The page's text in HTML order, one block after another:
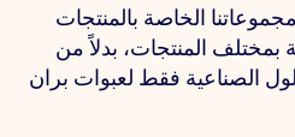
الخاصة بالمنتجات
بمختلف المنتجات، بدلاً من